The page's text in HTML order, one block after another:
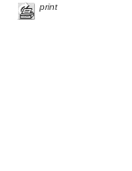
print